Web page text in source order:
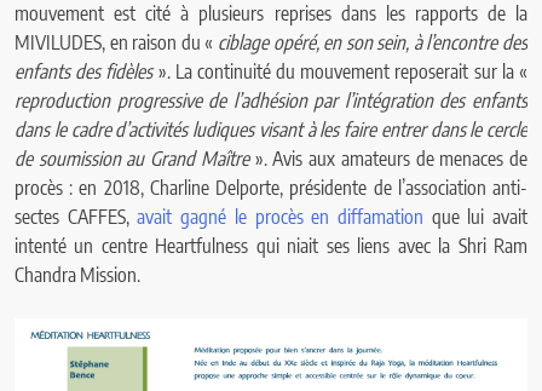
mouvement est cité à plusieurs reprises dans les rapports de la
MIVILUDES, en raison du « ciblage opéré, en son sein, à l’encontre des
enfants des fidèles». La continuité du mouvement reposerait sur la «
reproduction progressive de l’adhésion par l’intégration des enfants
dans le cadre d’activités ludiques visant à les faire entrer dans le cercle
de soumission au Grand Maître». Avis aux amateurs de menaces de
procès : en 2018, Charline Delporte, présidente de l’association anti-
sectes CAFFES,avait gagné le procès en diffamation que lui avait
intenté un centre Heartfulness qui niait ses liens avec la Shri Ram
Chandra Mission.